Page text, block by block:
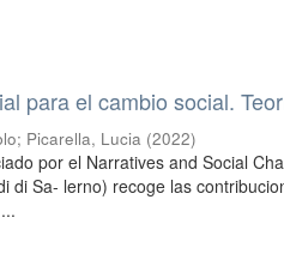
para el cambio social.
; Picarella, Lucia (2022)
por el Narratives and Social
di Sa- lerno) recoge las